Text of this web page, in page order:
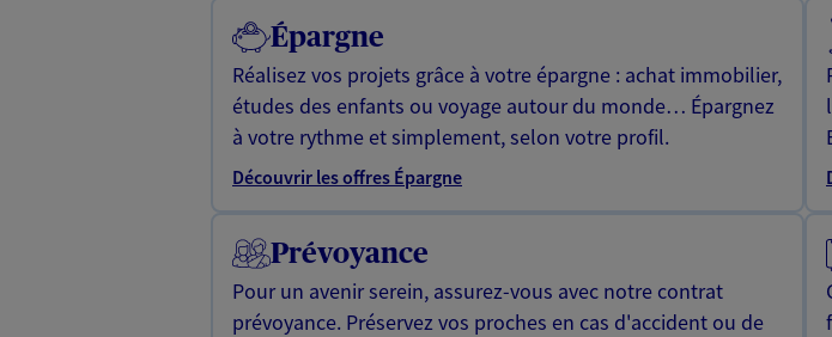
Épargne
Réalisez vos projets grâce à votre épargne : achat immobilier,
études des enfants ou voyage autour du monde… Épargnez
à votre rythme et simplement, selon votre profil.
Découvrir les offres Épargne
Prévoyance
Pour un avenir serein, assurez-vous avec notre contrat
prévoyance. Préservez vos proches en cas d'accident ou de